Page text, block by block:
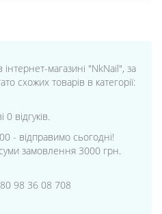
магазині "NkNail", за
схожих товарів в категорії:
відгуків.
- відправимо сьогодні!
замовлення 3000 грн.
98 36 08 708